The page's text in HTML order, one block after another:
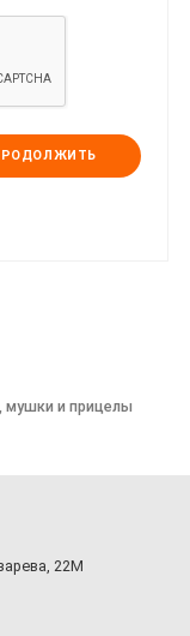
мушки и прицелы
22М